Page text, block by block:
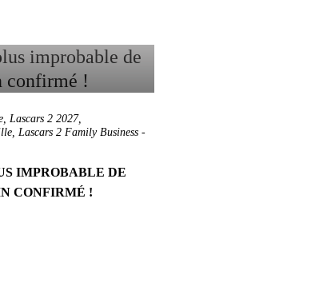
, Lascars 2 2027,
, Lascars 2 Family Business -
IMPROBABLE DE
CONFIRMÉ !